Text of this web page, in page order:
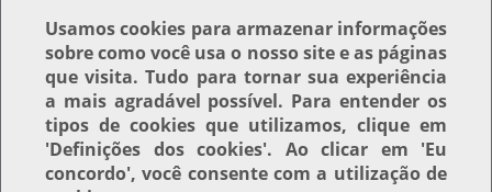
Usamoscookies para armazenar informações
sobre como você usa o nosso site e as páginas
que visita. Tudo para tornar sua experiência
a mais agradável possível. Para entender os
tipos de cookies que utilizamos, clique em
'Definições dos cookies'. Ao clicar em 'Eu
concordo', você consente com a utilização de